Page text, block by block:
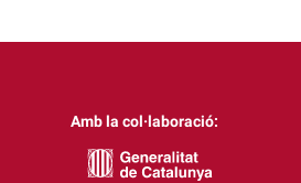
Amb la col·laboració: